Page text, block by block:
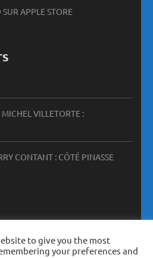
APPLE STORE
VILLETORTE :
CONTANT : CÔTÉ PINASSE
to give you the most
your preferences and